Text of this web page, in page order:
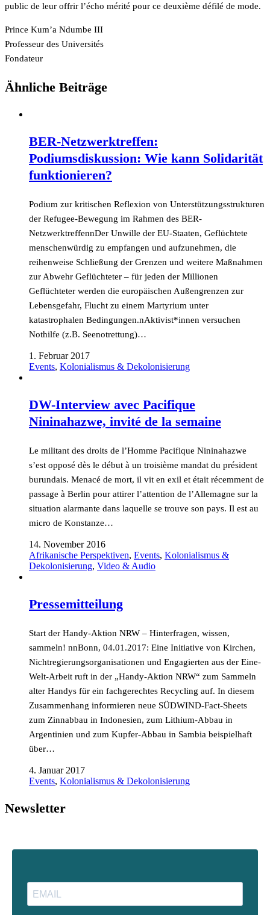
public de leur offrir l’écho mérité pour ce deuxième défilé de mode.
Prince Kum’a Ndumbe III
Professeur des Universités
Fondateur
Ähnliche Beiträge
BER-Netzwerktreffen:
Podiumsdiskussion: Wie kann Solidarität
funktionieren?
Podium zur kritischen Reflexion von Unterstützungsstrukturen
der Refugee-Bewegung im Rahmen des BER-
NetzwerktreffennDer Unwille der EU-Staaten, Geflüchtete
menschenwürdig zu empfangen und aufzunehmen, die
reihenweise Schließung der Grenzen und weitere Maßnahmen
zur Abwehr Geflüchteter – für jeden der Millionen
Geflüchteter werden die europäischen Außengrenzen zur
Lebensgefahr, Flucht zu einem Martyrium unter
katastrophalen Bedingungen.nAktivist*innen versuchen
Nothilfe (z.B. Seenotrettung)…
1. Februar 2017
Events, Kolonialismus & Dekolonisierung
DW-Interview avec Pacifique
Nininahazwe, invité de la semaine
Le militant des droits de l’Homme Pacifique Nininahazwe
s’est opposé dès le début à un troisième mandat du président
burundais. Menacé de mort, il vit en exil et était récemment de
passage à Berlin pour attirer l’attention de l’Allemagne sur la
situation alarmante dans laquelle se trouve son pays. Il est au
micro de Konstanze…
14. November 2016
Afrikanische Perspektiven, Events, Kolonialismus &
Dekolonisierung, Video & Audio
Pressemitteilung
Start der Handy-Aktion NRW – Hinterfragen, wissen,
sammeln! nnBonn, 04.01.2017: Eine Initiative von Kirchen,
Nichtregierungsorganisationen und Engagierten aus der Eine-
Welt-Arbeit ruft in der „Handy-Aktion NRW“ zum Sammeln
alter Handys für ein fachgerechtes Recycling auf. In diesem
Zusammenhang informieren neue SÜDWIND-Fact-Sheets
zum Zinnabbau in Indonesien, zum Lithium-Abbau in
Argentinien und zum Kupfer-Abbau in Sambia beispielhaft
über…
4. Januar 2017
Events, Kolonialismus & Dekolonisierung
Newsletter